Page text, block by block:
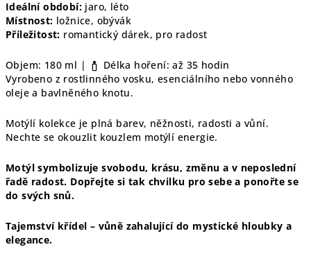
Ideální období: jaro, léto
Místnost: ložnice, obývák
Příležitost: romantický dárek, pro radost
Objem: 180 ml |
Délka hoření: až 35 hodin
Vyrobeno z rostlinného vosku, esenciálního nebo vonného
oleje a bavlněného knotu.
Motýlí kolekce je plná barev, něžnosti, radosti a vůní.
Nechte se okouzlit kouzlem motýlí energie.
Motýl symbolizuje svobodu, krásu, změnu a v neposlední
řadě radost. Dopřejte si tak chvilku pro sebe a ponořte se
do svých snů.
Tajemství křídel – vůně zahalující do mystické hloubky a
elegance.